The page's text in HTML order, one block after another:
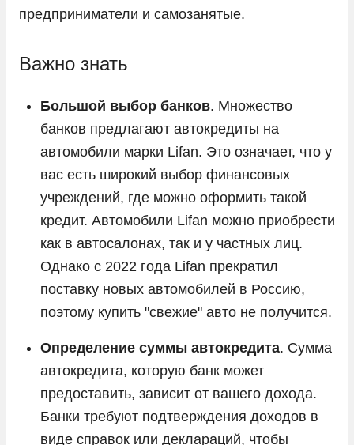
Tank
Toyota
Volkswagen
Volvo
Vortex
ГАЗ
Москвич
УАЗ
предприниматели и самозанятые.
Важно знать
Большой выбор банков. Множество
банков предлагают автокредиты на
автомобили марки Lifan. Это означает, что у
вас есть широкий выбор финансовых
учреждений, где можно оформить такой
кредит. Автомобили Lifan можно приобрести
как в автосалонах, так и у частных лиц.
Однако с 2022 года Lifan прекратил
поставку новых автомобилей в Россию,
поэтому купить "свежие" авто не получится.
Определение суммы автокредита. Сумма
автокредита, которую банк может
предоставить, зависит от вашего дохода.
Банки требуют подтверждения доходов в
виде справок или деклараций, чтобы